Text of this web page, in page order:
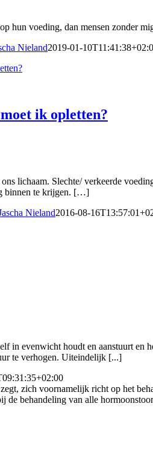
hun voeding, dan mensen zonder
Nieland2019-01-
ik opletten?
lichaam. Slechte/ verkeerde
binnen te krijgen. […]
Nieland2016-08-
in evenwicht houdt en aanstuurt
te verhogen. Uiteindelijk [...]
zich voornamelijk richt op het
behandeling van alle